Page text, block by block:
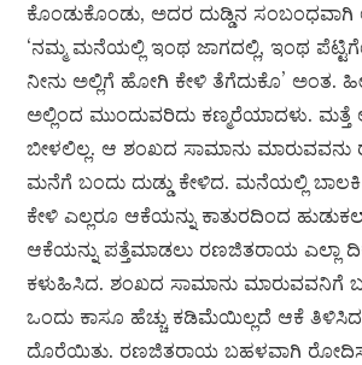
ಕೊಂಡುಕೊಂಡು, ಅದರ ದುಡ್ಡಿನ
‘ನಮ್ಮ ಮನೆಯಲ್ಲಿ ಇಂಥ ಜಾಗದಲ್ಲಿ, ಇಂಥ
ನೀನು ಅಲ್ಲಿಗೆ ಹೋಗಿ ಕೇಳಿ ತೆಗೆದುಕೊ’ ಅಂತ.
ಅಲ್ಲಿಂದ ಮುಂದುವರಿದು ಕಣ್ಮರೆಯಾದಳು.
ಬೀಳಲಿಲ್ಲ. ಆ ಶಂಖದ ಸಾಮಾನು
ಮನೆಗೆ ಬಂದು ದುಡ್ಡು ಕೇಳಿದ. ಮನೆಯಲ್ಲಿ ಬಾಲಕಿ
ಕೇಳಿ ಎಲ್ಲರೂ ಆಕೆಯನ್ನು ಕಾತುರದಿಂದ
ಆಕೆಯನ್ನು ಪತ್ತೆಮಾಡಲು ರಣಜಿತರಾಯ ಎಲ್ಲಾ
ಕಳುಹಿಸಿದ. ಶಂಖದ ಸಾಮಾನು ಮಾರುವವನಿಗೆ
ಒಂದು ಕಾಸೂ ಹೆಚ್ಚು ಕಡಿಮೆಯಿಲ್ಲದೆ ಆಕೆ
ದೊರೆಯಿತು. ರಣಜಿತರಾಯ ಬಹಳವಾಗಿ